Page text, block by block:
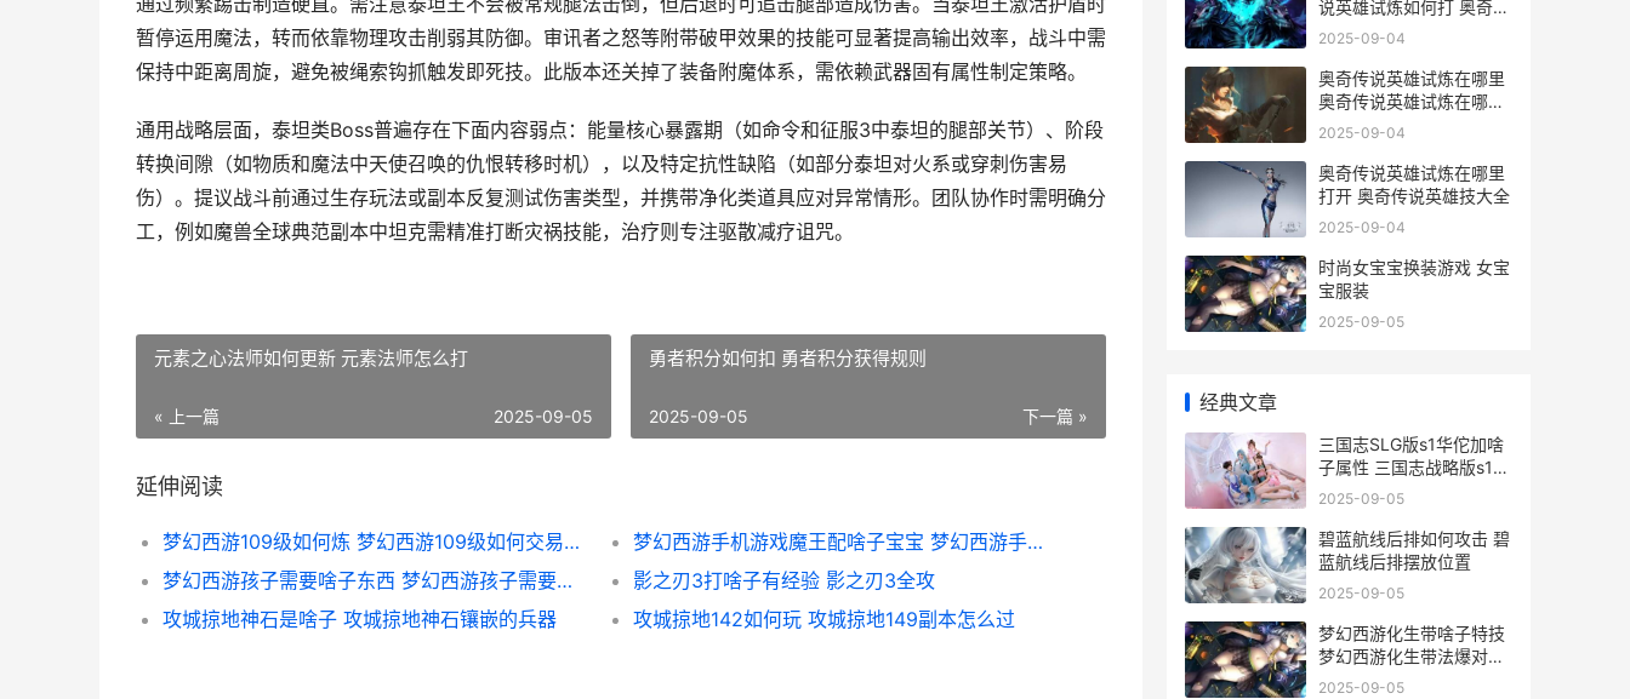
暂停运用魔法，转而依靠物理攻击削弱其防御。审讯者之怒等附带破甲效果的技能可显著提高输出效率，战斗中需
保持中距离周旋，避免被绳索钩抓触发即死技。此版本还关掉了装备附魔体系，需依赖武器固有属性制定策略。
通用战略层面，泰坦类Boss普遍存在下面内容弱点：能量核心暴露期（如命令和征服3中泰坦的腿部关节）、阶段
转换间隙（如物质和魔法中天使召唤的仇恨转移时机），以及特定抗性缺陷（如部分泰坦对火系或穿刺伤害易
伤）。提议战斗前通过生存玩法或副本反复测试伤害类型，并携带净化类道具应对异常情形。团队协作时需明确分
工，例如魔兽全球典范副本中坦克需精准打断灾祸技能，治疗则专注驱散减疗诅咒。
元素之心法师如何更新 元素法师怎么打
« 上一篇 2025-09-05
勇者积分如何扣 勇者积分获得规则
下一篇 »
2025-09-05
延伸阅读
梦幻西游109级如何炼 梦幻西游109级如何交易175级召唤兽
梦幻西游手机游戏魔王配啥子宝宝 梦幻西游手机游戏
梦幻西游孩子需要啥子东西 梦幻西游孩子需要多久能成年
影之刃3打啥子有经验 影之刃3全攻
攻城掠地神石是啥子 攻城掠地神石镶嵌的兵器
攻城掠地142如何玩 攻城掠地149副本怎么过
说英雄试炼如何打 奥奇传
说英雄技
2025-09-04
奥奇传说英雄试炼在哪里
奥奇传说英雄试炼在哪里
打 奥奇传说新英雄
2025-09-04
奥奇传说英雄试炼在哪里
打开 奥奇传说英雄技大全
2025-09-04
时尚女宝宝换装游戏 女宝
宝服装
2025-09-05
经典文章
三国志SLG版s1华佗加啥
子属性 三国志战略版s1华
雄有用吗
2025-09-05
碧蓝航线后排如何攻击 碧
蓝航线后排摆放位置
2025-09-05
梦幻西游化生带啥子特技
梦幻西游化生带法爆对加
血技能有用吗
2025-09-05